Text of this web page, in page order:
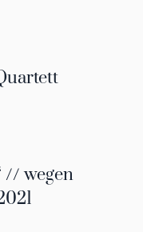
// wegen